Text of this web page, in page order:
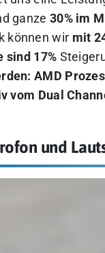
ganze 30% im
können wir mit
sind 17%
AMD
vom Dual
und